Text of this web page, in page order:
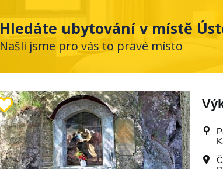
Hledáte ubytování v místě
Našli jsme pro vás to pravé místo